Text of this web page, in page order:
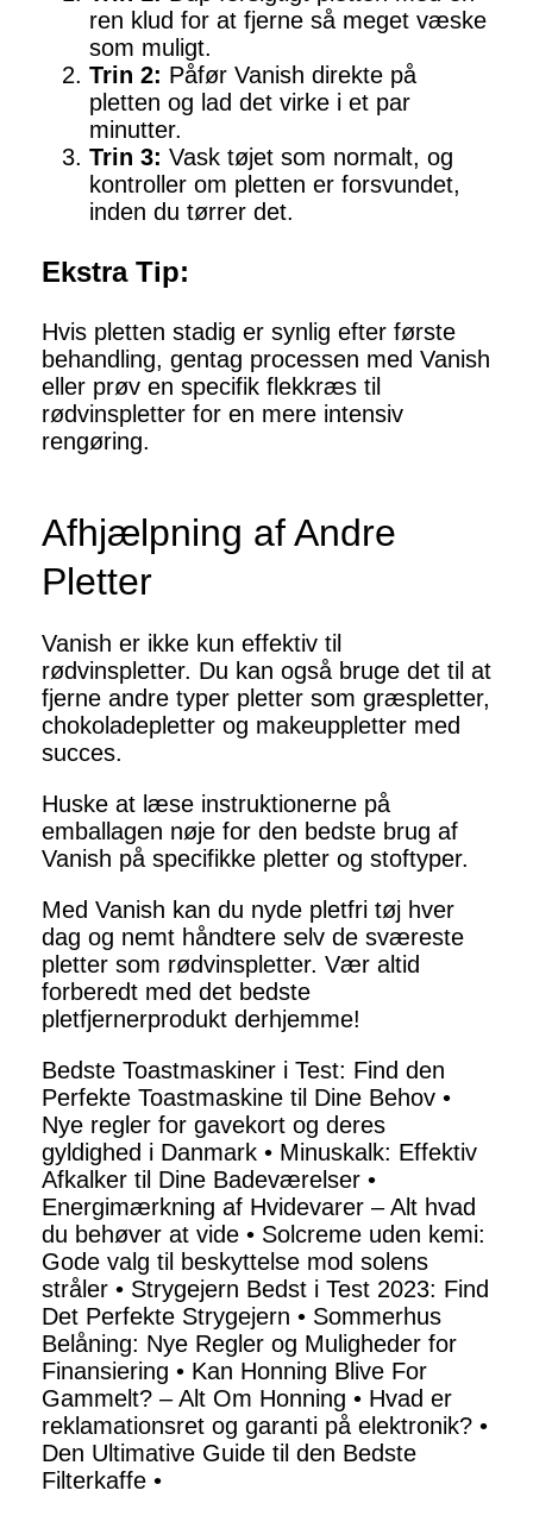
ren klud for at fjerne så meget væske
som muligt.
Trin 2: Påfør Vanish direkte på
pletten og lad det virke i et par
minutter.
Trin 3: Vask tøjet som normalt, og
kontroller om pletten er forsvundet,
inden du tørrer det.
Ekstra Tip:
Hvis pletten stadig er synlig efter første
behandling, gentag processen med Vanish
eller prøv en specifik flekkræs til
rødvinspletter for en mere intensiv
rengøring.
Afhjælpning af Andre
Pletter
Vanish er ikke kun effektiv til
rødvinspletter. Du kan også bruge det til at
fjerne andre typer pletter som græspletter,
chokoladepletter og makeuppletter med
succes.
Huske at læse instruktionerne på
emballagen nøje for den bedste brug af
Vanish på specifikke pletter og stoftyper.
Med Vanish kan du nyde pletfri tøj hver
dag og nemt håndtere selv de sværeste
pletter som rødvinspletter. Vær altid
forberedt med det bedste
pletfjernerprodukt derhjemme!
Bedste Toastmaskiner i Test: Find den
Perfekte Toastmaskine til Dine Behov •
Nye regler for gavekort og deres
gyldighed i Danmark • Minuskalk: Effektiv
Afkalker til Dine Badeværelser •
Energimærkning af Hvidevarer – Alt hvad
du behøver at vide • Solcreme uden kemi:
Gode valg til beskyttelse mod solens
stråler • Strygejern Bedst i Test 2023: Find
Det Perfekte Strygejern • Sommerhus
Belåning: Nye Regler og Muligheder for
Finansiering • Kan Honning Blive For
Gammelt? – Alt Om Honning • Hvad er
reklamationsret og garanti på elektronik? •
Den Ultimative Guide til den Bedste
Filterkaffe •